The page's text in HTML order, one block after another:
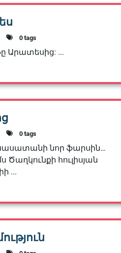
0 tags
Արատեսից: ...
0 tags
նոր ֆարսին…
Ծաղկունքի հուլիսյան
...